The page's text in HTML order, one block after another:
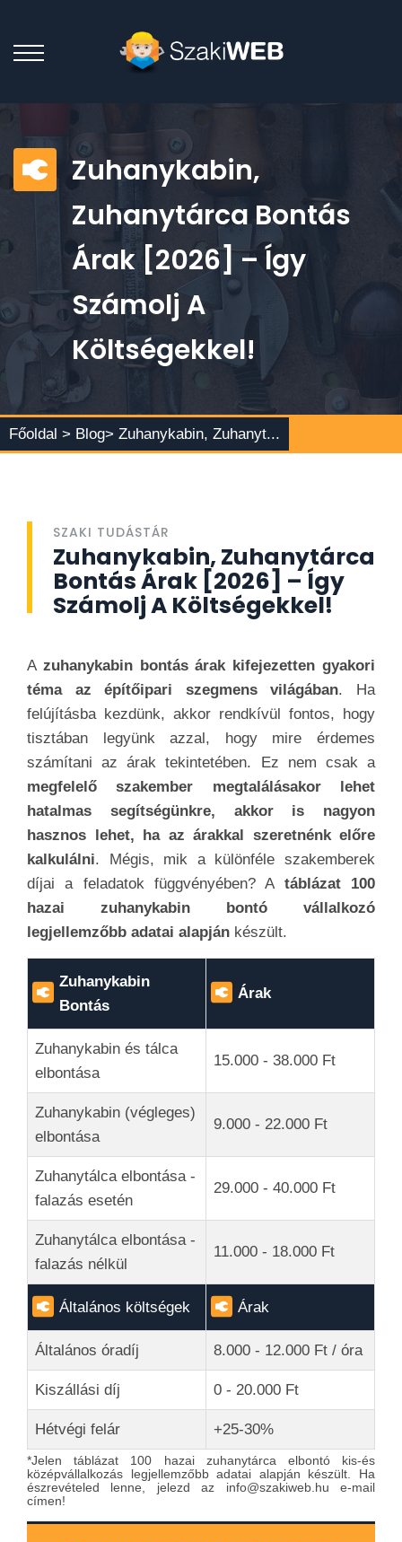
Zuhanykabin,
Zuhanytárca Bontás
Árak [2026] – Így
Számolj A
Költségekkel!
Főoldal > Blog> Zuhanykabin, Zuhanyt...
SZAKI TUDÁSTÁR
Zuhanykabin, Zuhanytárca
Bontás Árak [2026] – Így
Számolj A Költségekkel!
A zuhanykabin bontás árak kifejezetten gyakori
téma az építőipari szegmens világában. Ha
felújításba kezdünk, akkor rendkívül fontos, hogy
tisztában legyünk azzal, hogy mire érdemes
számítani az árak tekintetében. Ez nem csak a
megfelelő szakember megtalálásakor lehet
hatalmas segítségünkre, akkor is nagyon
hasznos lehet, ha az árakkal szeretnénk előre
kalkulálni. Mégis, mik a különféle szakemberek
díjai a feladatok függvényében? A táblázat 100
hazai zuhanykabin bontó vállalkozó
legjellemzőbb adatai alapján készült.
Zuhanykabin
Bontás
Árak
Zuhanykabin és tálca
elbontása
15.000 - 38.000 Ft
Zuhanykabin (végleges)
elbontása
9.000 - 22.000 Ft
Zuhanytálca elbontása -
falazás esetén
29.000 - 40.000 Ft
Zuhanytálca elbontása -
falazás nélkül
11.000 - 18.000 Ft
Általános költségek Árak
Általános óradíj 8.000 - 12.000 Ft / óra
Kiszállási díj 0 - 20.000 Ft
Hétvégi felár +25-30%
*Jelen táblázat 100 hazai zuhanytárca elbontó kis-és
középvállalkozás legjellemzőbb adatai alapján készült. Ha
észrevételed lenne, jelezd az info@szakiweb.hu e-mail
címen!